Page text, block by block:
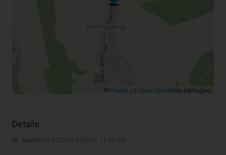
Folder | © OpenStreetMap bijdragers
Details
Breedte rand 20 mei 2026 bij 17:49 uur